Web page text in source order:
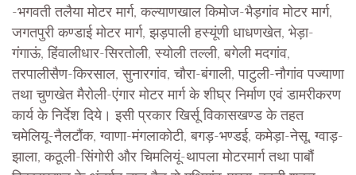
-भगवती तलैया मोटर मार्ग, कल्याणखाल किमोज-भैड़गांव मोटर मार्ग,
जगतपुरी कण्डाई मोटर मार्ग, झड़पाली हस्यूंणी धाधणखेत, भेड़ा-
गंगाऊं, हिंवालीधार-सिरतोली, स्योली तल्ली, बगेली मदगांव,
तरपालीसैण-किरसाल, सुनारगांव, चौरा-बंगाली, पाटुली-नौगांव पज्याणा
तथा चुणखेत मैरोली-एंगार मोटर मार्ग के शीघ्र निर्माण एवं डामरीकरण
कार्य के निर्देश दिये। इसी प्रकार खिर्सू विकासखण्ड के तहत
चमेलियू-नैलटौंक, ग्वाणा-मंगलाकोटी, बगड़-भण्डई, कमेड़ा-नेसू, ग्वाड़-
झाला, कठूली-सिंगोरी और चिमलियूं-थापला मोटरमार्ग तथा पाबौं